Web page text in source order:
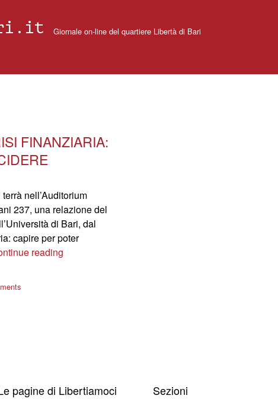
Giornale on-line del quartiere Libertà di Bari
FINANZIARIA:
nell’Auditorium
237, una relazione del
di Bari, dal
capire per poter
reading
pagine di Libertiamoci Sezioni